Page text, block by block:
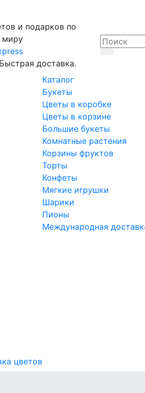
и подарков по
миру
доставка.
цветов
Каталог
Букеты
Цветы в коробке
Цветы в корзине
Большие букеты
Комнатные растения
Корзины фруктов
Торты
Конфеты
Мягкие игрушки
Шарики
Пионы
Международная